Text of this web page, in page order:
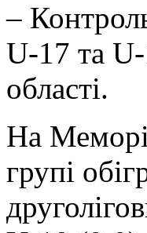
–
U-17 та
області.
На
групі